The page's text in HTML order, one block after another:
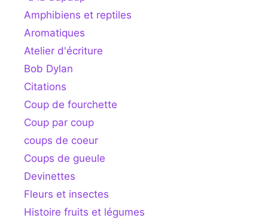
Amphibiens et reptiles
Aromatiques
Atelier d'écriture
Bob Dylan
Citations
Coup de fourchette
Coup par coup
coups de coeur
Coups de gueule
Devinettes
Fleurs et insectes
Histoire fruits et légumes